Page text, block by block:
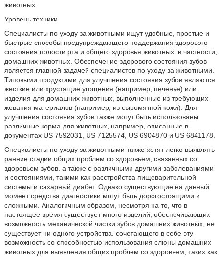
животных.
Уровень техники
Специалисты по уходу за животными ищут удобные, простые и
быстрые способы предупреждающего поддержания здорового
состояния полости рта и общего здоровья животных, в частности,
домашних животных. Обеспечение здорового состояния зубов
является главной задачей специалистов по уходу за животными.
Типовыми продуктами для улучшения состояния зубов являются
жесткие или хрустящие угощения (например, печенье) или
изделия для домашних животных, выполненные из требующих
жевания материалов (например, из сыромятной кожи). Для
улучшения состояния зубов также могут быть использованы
различные корма для животных, например, описанные в
документах US 7592031, US 7125574, US 6904870 и US 6841178.
Специалисты по уходу за животными также хотят легко выявлять
ранние стадии общих проблем со здоровьем, связанных со
здоровьем зубов, а также с различными другими заболеваниями
и состояниями, такими как расстройства пищеварительной
системы и сахарный диабет. Однако существующие на данный
момент средства диагностики могут быть дорогостоящими и
сложными. Аналогичным образом, несмотря на то, что в
настоящее время существует много изделий, обеспечивающих
возможность механической чистки зубов домашних животных, не
существует ни одного устройства, сочетающего в себе эту
возможность со способностью использования слюны домашних
животных для выявления общих проблем со здоровьем, таких как